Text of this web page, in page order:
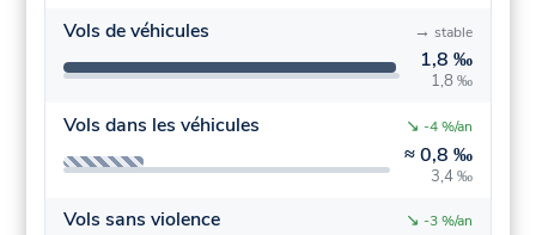
Vols de véhicules
1,8 ‰
1,8 ‰
→ stable
Vols dans les véhicules
≈0,8 ‰
3,4 ‰
↘ -4 %/an
Vols sans violence
↘ -3 %/an